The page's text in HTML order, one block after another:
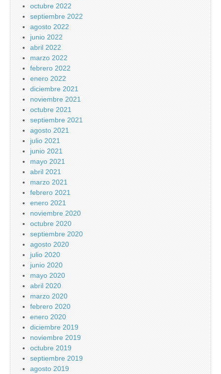
octubre 2022
septiembre 2022
agosto 2022
junio 2022
abril 2022
marzo 2022
febrero 2022
enero 2022
diciembre 2021
noviembre 2021
octubre 2021
septiembre 2021
agosto 2021
julio 2021
junio 2021
mayo 2021
abril 2021
marzo 2021
febrero 2021
enero 2021
noviembre 2020
octubre 2020
septiembre 2020
agosto 2020
julio 2020
junio 2020
mayo 2020
abril 2020
marzo 2020
febrero 2020
enero 2020
diciembre 2019
noviembre 2019
octubre 2019
septiembre 2019
agosto 2019